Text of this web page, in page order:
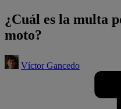
¿Cuál es la multa
moto?
Víctor Gancedo